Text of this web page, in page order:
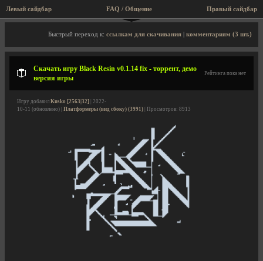
Левый сайдбар Правый сайдбар
FAQ / Общение
Описание игры, торрент, скриншоты, видео
Быстрый переход к: ссылкам для скачивания комментариям (3 шт.)
Скачать игру Black Resin v0.1.14 fix - торрент, демо
версия игры
Рейтинга пока нет
Игру добавил Kusko [2563|32] | 2022-
10-11 (обновлено) | Платформеры (вид сбоку) (3991) | Просмотров: 8913